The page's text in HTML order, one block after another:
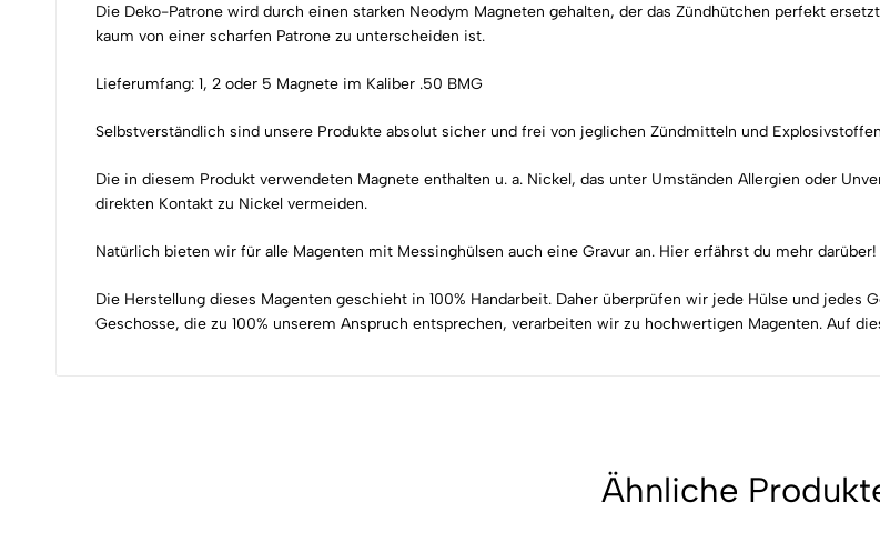
Die Deko-Patrone wird durch einen starken Neodym Magneten gehalten, der das Zündhütchen perfekt
kaum von einer scharfen Patrone zu unterscheiden ist.
Lieferumfang: 1, 2 oder 5 Magnete im Kaliber .50 BMG
Selbstverständlich sind unsere Produkte absolut sicher und frei von jeglichen Zündmitteln und
Die in diesem Produkt verwendeten Magnete enthalten u. a. Nickel, das unter Umständen Allergien oder
direkten Kontakt zu Nickel vermeiden.
Natürlich bieten wir für alle Magenten mit Messinghülsen auch eine Gravur an. Hier erfährst du mehr darüber!
Die Herstellung dieses Magenten geschieht in 100% Handarbeit. Daher überprüfen wir jede Hülse und jedes
Geschosse, die zu 100% unserem Anspruch entsprechen, verarbeiten wir zu hochwertigen Magenten. Auf
Ähnliche